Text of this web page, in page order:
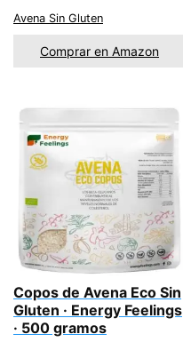
Avena Sin Gluten
Comprar en Amazon
Copos de Avena Eco Sin
Gluten · Energy Feelings
· 500 gramos